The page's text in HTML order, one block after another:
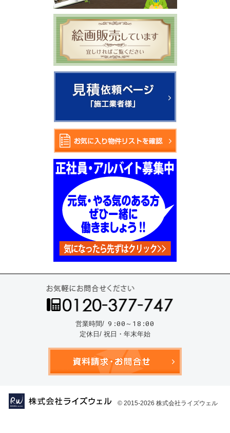
営業時間/ 9:00～18:00
定休日/ 祝日・年末年始
© 2015-2026 株式会社ライズウェル